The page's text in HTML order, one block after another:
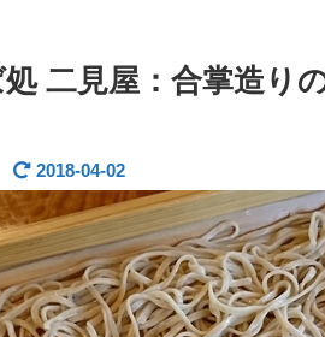
処 二見屋：合掌造り
2018-04-02